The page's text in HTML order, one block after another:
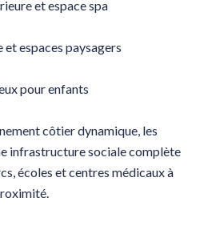
et espace spa
et espaces paysagers
pour enfants
côtier dynamique, les
infrastructure sociale complète
écoles et centres médicaux à